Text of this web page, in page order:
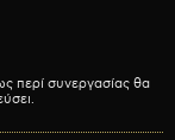
περί συνεργασίας θα